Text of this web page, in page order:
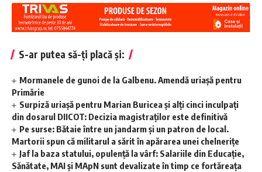
S-ar putea să-ți placă și:
Mormanele de gunoi de la Galbenu. Amendă uriașă pentru
Primărie
Surpiză uriașă pentru Marian Buricea și alți cinci inculpați
din dosarul DIICOT: Decizia magistraților este definitivă
Pe surse: Bătaie între un jandarm și un patron de local.
Martorii spun că militarul a sărit în apărarea unei chelnerițe
Jaf la baza statului, opulență la vârf: Salariile din Educație,
Sănătate, MAI și MApN sunt devalizate în timp ce fortăreața